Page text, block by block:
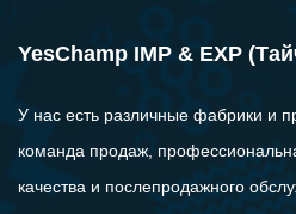
YesChamp IMP & EXP
У нас есть различные фабрики и
команда продаж,
качества и послепродажного